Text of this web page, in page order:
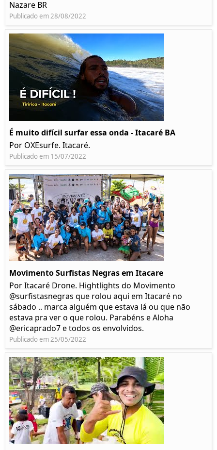
Nazare BR
Publicado em 28/08/2022
É muito difícil surfar essa onda - Itacaré BA
Por OXEsurfe. Itacaré.
Publicado em 15/07/2022
Movimento Surfistas Negras em Itacare
Por Itacaré Drone. Hightlights do Movimento
@surfistasnegras que rolou aqui em Itacaré no
sábado .. marca alguém que estava lá ou que não
estava pra ver o que rolou. Parabéns e Aloha
@ericaprado7 e todos os envolvidos.
Publicado em 25/05/2022